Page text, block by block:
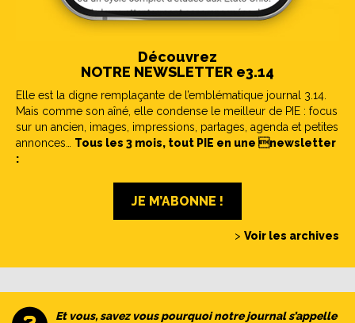
Découvrez
NOTRE NEWSLETTER e3.14
Elle est la digne remplaçante de l’emblématique journal 3.14.
Mais comme son aîné, elle condense le meilleur de PIE : focus
sur un ancien, images, impressions, partages, agenda et petites
annonces… Tous les 3 mois, tout PIE en une newsletter
:
JE M’ABONNE !
> Voir les archives
Et vous, savez vous pourquoi notre journal s’appelle